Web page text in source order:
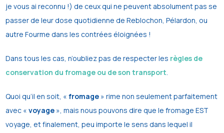
je vous ai reconnu !) de ceux qui ne peuvent absolument pas se
passer de leur dose quotidienne de Reblochon, Pélardon, ou
autre Fourme dans les contrées éloignées !
Dans tous les cas, n’oubliez pas de respecter les règles de
conservation du fromage ou de son transport.
Quoi qu’il en soit, «fromage » rime non seulement parfaitement
avec «voyage », mais nous pouvons dire que le fromage EST
voyage, et finalement, peu importe le sens dans lequel il